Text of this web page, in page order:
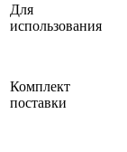
Для
использования
Комплект
поставки